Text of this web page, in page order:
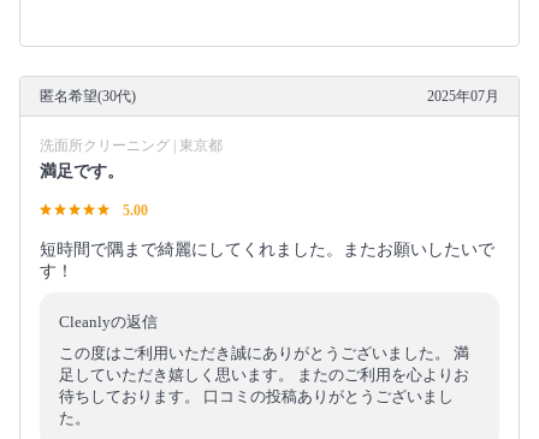
匿名希望(30代) 2025年07月
洗面所クリーニング | 東京都
満足です。
5.00
短時間で隅まで綺麗にしてくれました。またお願いしたいで
す！
Cleanlyの返信
この度はご利用いただき誠にありがとうございました。 満
足していただき嬉しく思います。 またのご利用を心よりお
待ちしております。 口コミの投稿ありがとうございまし
た。